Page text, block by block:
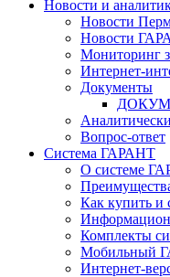
Новости и
Новости
Новости
Мониторинг
Интернет-
Документы
Вопрос-ответ
Система ГАРАНТ
О системе
Как купить и
Комплекты
Мобильный
Интернет-